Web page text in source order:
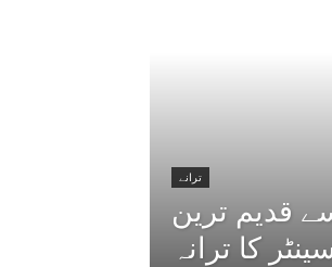
ترانے
قدیم ترین
کا ترانہ